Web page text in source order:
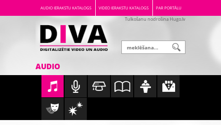
AUDIO IERAKSTU KATALOGS VIDEO IERAKSTU KATALOGS PAR PORTĀLU
Tulkošanu nodrošina Hugo.lv
AUDIO